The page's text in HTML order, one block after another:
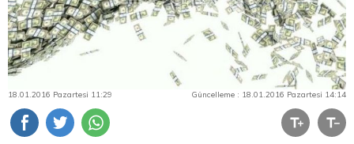
18.01.2016 Pazartesi 11:29 Güncelleme : 18.01.2016 Pazartesi 14:14